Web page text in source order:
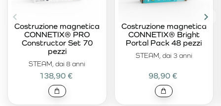
STEAM, dai 8 anni
Costruzione magnetica
CONNETIX® PRO
Constructor Set 70
pezzi
138,90 €
STEAM, dai 3 anni
Costruzione magnetica
CONNETIX® Bright
Portal Pack 48 pezzi
98,90 €